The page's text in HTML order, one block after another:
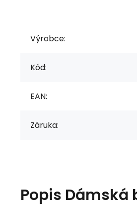
Výrobce:
Kód:
EAN:
Záruka:
Popis Dámská